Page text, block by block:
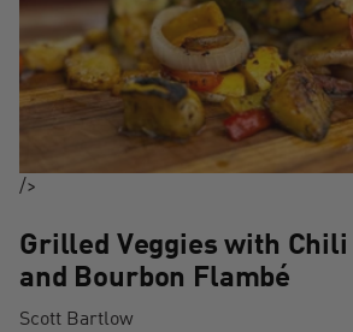
/>
Grilled Veggies with Chili
and Bourbon Flambé
Scott Bartlow